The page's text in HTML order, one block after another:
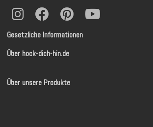
Gesetzliche Informationen
Über hock-dich-hin.de
Über unsere Produkte